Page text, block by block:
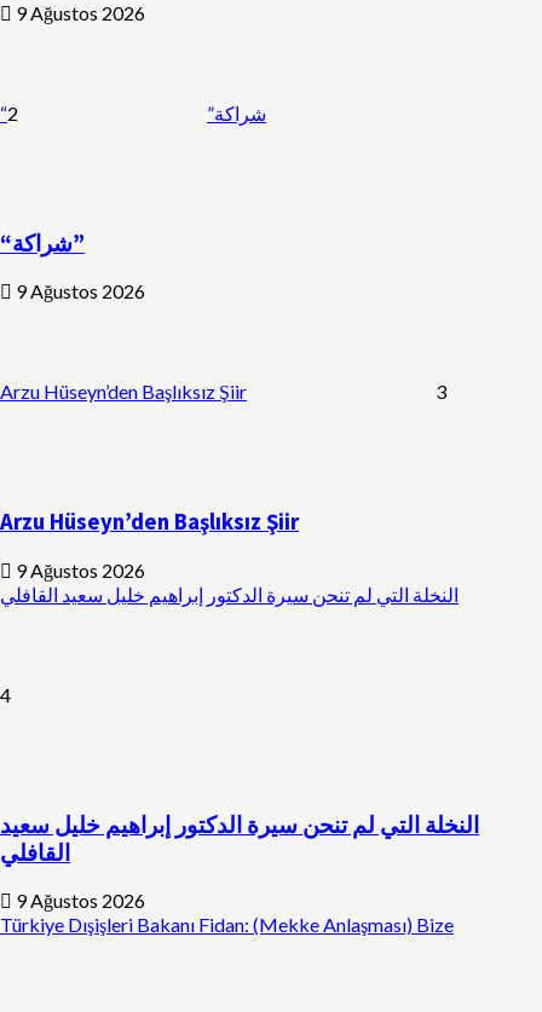
9 Ağustos 2026
“شراكة” 2
“شراكة”
9 Ağustos 2026
Arzu Hüseyn’den Başlıksız Şiir 3
Arzu Hüseyn’den Başlıksız Şiir
9 Ağustos 2026
النخلة التي لم تنحن سيرة الدكتور إبراهيم خليل سعيد القافلي
4
النخلة التي لم تنحن سيرة الدكتور إبراهيم خليل سعيد
القافلي
9 Ağustos 2026
Türkiye Dışişleri Bakanı Fidan: (Mekke Anlaşması) Bize